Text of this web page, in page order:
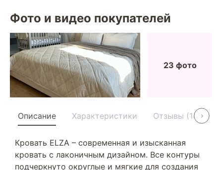
Фото и видео покупателей
23 фото
Описание Характеристики Отзывы (14)
Кровать ELZA – современная и изысканная
кровать с лаконичным дизайном. Все контуры
подчеркнуто округлые и мягкие для создания